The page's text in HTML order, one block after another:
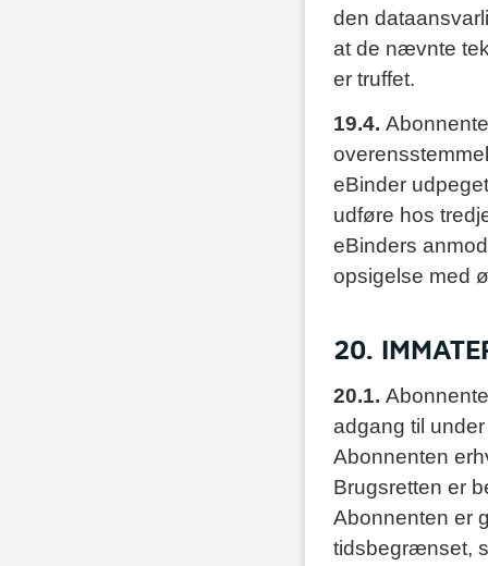
den
at de nævnte
er truffet.
19.4.
eBinder
udføre hos
eBinders
opsigelse med
20.
20.1.
adgang til
Abonnenten
Brugsretten er
Abonnenten er
tidsbegrænset,